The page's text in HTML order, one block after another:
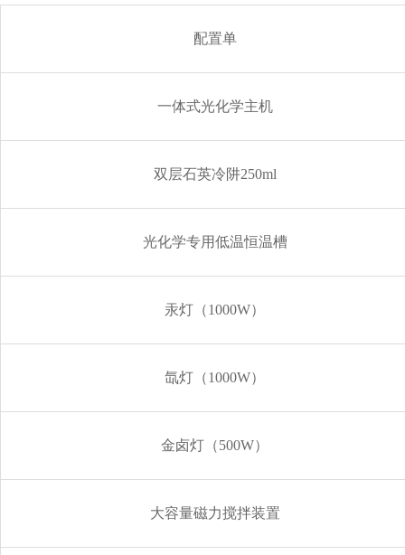
配置单
一体式光化学主机
双层石英冷阱250ml
光化学专用低温恒温槽
汞灯（1000W）
氙灯（1000W）
金卤灯（500W）
大容量磁力搅拌装置